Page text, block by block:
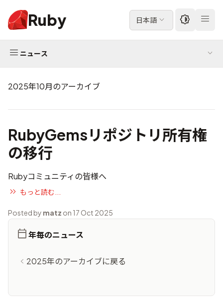
Ruby 日本語
ニュース
2025年10月のアーカイブ
RubyGemsリポジトリ所有権
の移行
Rubyコミュニティの皆様へ
もっと読む...
Posted by matz on 17 Oct 2025
年毎のニュース
2025年のアーカイブに戻る